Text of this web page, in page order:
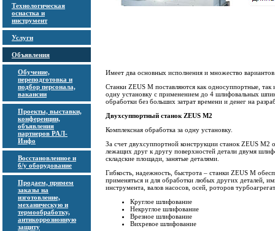
Технологическая
оснастка и
инструмент
Услуги
Объявления
Обучение,
переподготовка и
подбор персонала,
вакансии
Проекты, выставки,
конференции,
объявления
партнеров РАЛ-
Инфо
Восстановленное и
б/у оборудование
Продаем, примем
заказы на
изготовление,
механическую и
термообработку,
антикоррозионную
защиту
Имеет два основных исполнения и множество
Станки ZEUS M поставляются как односуппортные,
одну установку с применением до 4 шлифовальных
обработки без больших затрат времени и денег на
Двухсуппортный станок ZEUS M2
Комплексная обработка за одну установку.
За счет двухсуппортной конструкции станок ZEUS M2
лежащих друг к другу поверхностей детали двумя
складские площади, занятые деталями.
Гибкость, надежность, быстрота – станки ZEUS M
применяться и для обработки любых других деталей,
инструмента, валов насосов, осей, роторов
Круглое шлифование
Некруглое шлифование
Врезное шлифование
Вихревое шлифование